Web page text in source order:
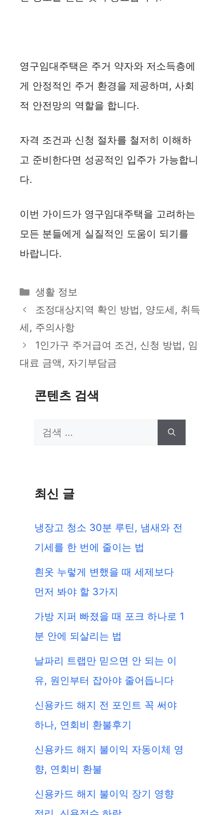
영구임대주택은 주거 약자와 저소득층에
게 안정적인 주거 환경을 제공하며, 사회
적 안전망의 역할을 합니다.
자격 조건과 신청 절차를 철저히 이해하
고 준비한다면 성공적인 입주가 가능합니
다.
이번 가이드가 영구임대주택을 고려하는
모든 분들에게 실질적인 도움이 되기를
바랍니다.
카
테
리
생활 정보
조정대상지역 확인 방법, 양도세, 취득
세, 주의사항
1인가구 주거급여 조건, 신청 방법, 임
대료 금액, 자기부담금
콘텐츠 검색
검
최신 글
냉장고 청소 30분 루틴, 냄새와 전
기세를 한 번에 줄이는 법
흰옷 누렇게 변했을 때 세제보다
먼저 봐야 할 3가지
가방 지퍼 빠졌을 때 포크 하나로 1
분 안에 되살리는 법
날파리 트랩만 믿으면 안 되는 이
유, 원인부터 잡아야 줄어듭니다
신용카드 해지 전 포인트 꼭 써야
하나, 연회비 환불후기
신용카드 해지 불이익 자동이체 영
향, 연회비 환불
신용카드 해지 불이익 장기 영향